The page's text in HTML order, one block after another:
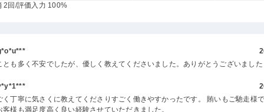
2回 /評価入力 100%
とも多く不安でしたが、優しく教えてくださいました。ありがとうございました
く丁寧に気さくに教えてくださりすごく働きやすかったです。 賄いもご馳走様
客様も満足度高く良い経験させていただきました。